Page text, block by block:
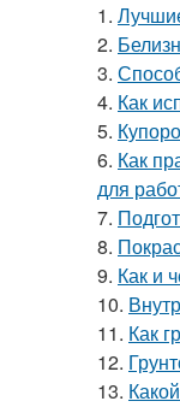
1.
2.
3.
4. Как
5.
6. Как
для
7.
8.
9. Как и
10.
11. Как
12.
13.